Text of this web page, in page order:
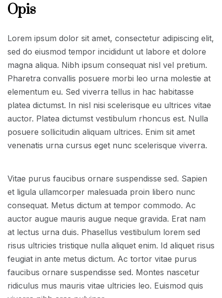
Opis
Lorem ipsum dolor sit amet, consectetur adipiscing elit,
sed do eiusmod tempor incididunt ut labore et dolore
magna aliqua. Nibh ipsum consequat nisl vel pretium.
Pharetra convallis posuere morbi leo urna molestie at
elementum eu. Sed viverra tellus in hac habitasse
platea dictumst. In nisl nisi scelerisque eu ultrices vitae
auctor. Platea dictumst vestibulum rhoncus est. Nulla
posuere sollicitudin aliquam ultrices. Enim sit amet
venenatis urna cursus eget nunc scelerisque viverra.
Vitae purus faucibus ornare suspendisse sed. Sapien
et ligula ullamcorper malesuada proin libero nunc
consequat. Metus dictum at tempor commodo. Ac
auctor augue mauris augue neque gravida. Erat nam
at lectus urna duis. Phasellus vestibulum lorem sed
risus ultricies tristique nulla aliquet enim. Id aliquet risus
feugiat in ante metus dictum. Ac tortor vitae purus
faucibus ornare suspendisse sed. Montes nascetur
ridiculus mus mauris vitae ultricies leo. Euismod quis